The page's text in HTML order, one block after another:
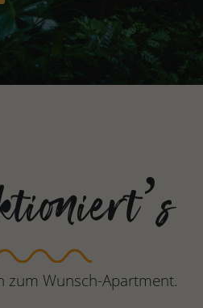
zum Wunsch-Apartment.